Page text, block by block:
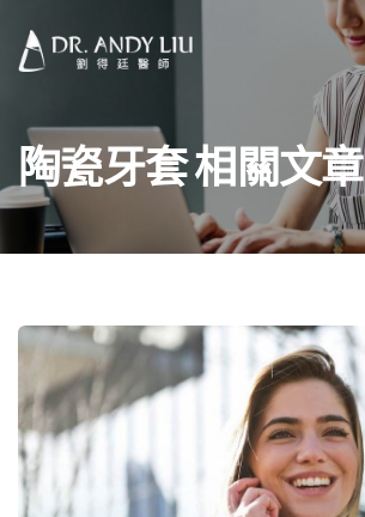
陶瓷牙套 相關文章